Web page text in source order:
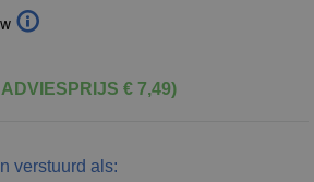
€ 7,49)
verstuurd als: